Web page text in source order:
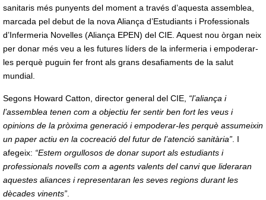
sanitaris més punyents del moment a través d’aquesta assemblea,
marcada pel debut de la nova Aliança d’Estudiants i Professionals
d’Infermeria Novelles (Aliança EPEN) del CIE. Aquest nou òrgan neix
per donar més veu a les futures líders de la infermeria i empoderar-
les perquè puguin fer front als grans desafiaments de la salut
mundial.
Segons Howard Catton, director general del CIE, “l’aliança i
l’assemblea tenen com a objectiu fer sentir ben fort les veus i
opinions de la pròxima generació i empoderar-les perquè assumeixin
un paper actiu en la cocreació del futur de l’atenció sanitària”. I
afegeix: “Estem orgullosos de donar suport als estudiants i
professionals novells com a agents valents del canvi que lideraran
aquestes aliances i representaran les seves regions durant les
dècades vinents”.